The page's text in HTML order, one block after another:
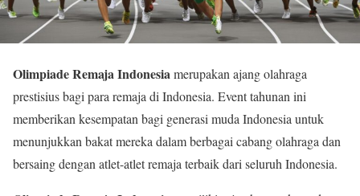
Olimpiade Remaja Indonesiamerupakan ajang olahraga
prestisius bagi para remaja di Indonesia. Event tahunan ini
memberikan kesempatan bagi generasi muda Indonesia untuk
menunjukkan bakat mereka dalam berbagai cabang olahraga dan
bersaing dengan atlet-atlet remaja terbaik dari seluruh Indonesia.